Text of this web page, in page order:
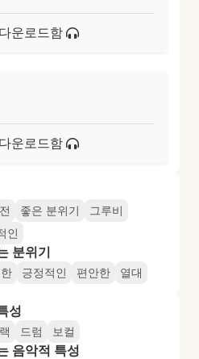
운로드함
운로드함
좋은 분위기
그루비
인
분위기
긍정적인 편안한 열대
성
드럼 보컬
음악적 특성